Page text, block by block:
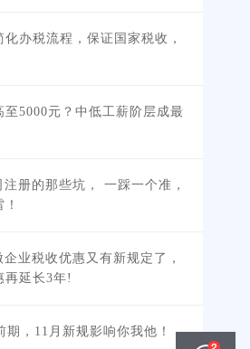
化办税流程，保证国家税收，
至5000元？中低工薪阶层成最
册的那些坑， 一踩一个准，
业税收优惠又有新规定了，
再延长3年!
期，11月新规影响你我他！